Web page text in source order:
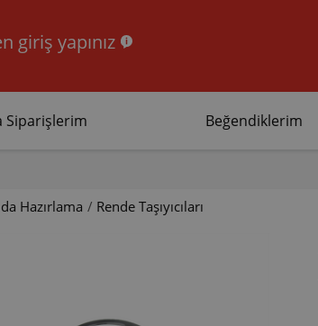
giriş yapınız
Siparişlerim Beğendiklerim
Hazırlama / Rende Taşıyıcıları